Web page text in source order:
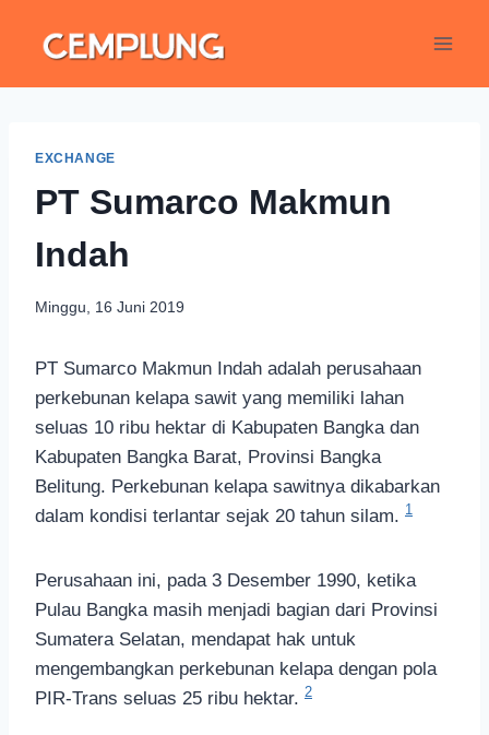
EXCHANGE
PT Sumarco Makmun
Indah
Minggu, 16 Juni 2019
PT Sumarco Makmun Indah adalah perusahaan
perkebunan kelapa sawit yang memiliki lahan
seluas 10 ribu hektar di Kabupaten Bangka dan
Kabupaten Bangka Barat, Provinsi Bangka
Belitung. Perkebunan kelapa sawitnya dikabarkan
dalam kondisi terlantar sejak 20 tahun silam. 1
Perusahaan ini, pada 3 Desember 1990, ketika
Pulau Bangka masih menjadi bagian dari Provinsi
Sumatera Selatan, mendapat hak untuk
mengembangkan perkebunan kelapa dengan pola
PIR-Trans seluas 25 ribu hektar. 2